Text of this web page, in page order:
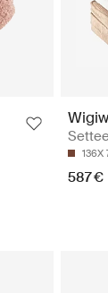
136X
587 €